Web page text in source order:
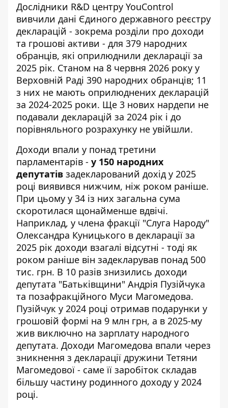
Дослідники R&D центру YouControl
вивчили дані Єдиного державного реєстру
декларацій - зокрема розділи про доходи
та грошові активи - для 379 народних
обранців, які оприлюднили декларації за
2025 рік. Станом на 8 червня 2026 року у
Верховній Раді 390 народних обранців; 11
з них не мають оприлюднених декларацій
за 2024-2025 роки. Ще 3 нових нардепи не
подавали декларацій за 2024 рік і до
порівняльного розрахунку не увійшли.
Доходи впали у понад третини
парламентарів - у 150 народних
депутатів задекларований дохід у 2025
році виявився нижчим, ніж роком раніше.
При цьому у 34 із них загальна сума
скоротилася щонайменше вдвічі.
Наприклад, у члена фракції "Слуга Народу"
Олександра Куницького в декларації за
2025 рік доходи взагалі відсутні - тоді як
роком раніше він задекларував понад 500
тис. грн. В 10 разів знизились доходи
депутата "Батьківщини" Андрія Пузійчука
та позафракційного Муси Магомедова.
Пузійчук у 2024 році отримав подарунки у
грошовій формі на 9 млн грн, а в 2025-му
жив виключно на зарплату народного
депутата. Доходи Магомедова впали через
зникнення з декларації дружини Тетяни
Магомедової - саме її заробіток складав
більшу частину родинного доходу у 2024
році.